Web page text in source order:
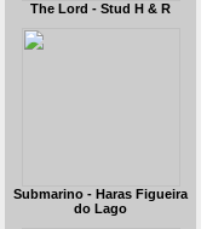
The Lord - Stud H & R
Submarino - Haras Figueira
do Lago